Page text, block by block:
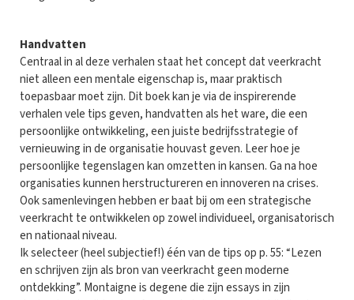
Handvatten
Centraal in al deze verhalen staat het concept dat veerkracht
niet alleen een mentale eigenschap is, maar praktisch
toepasbaar moet zijn. Dit boek kan je via de inspirerende
verhalen vele tips geven, handvatten als het ware, die een
persoonlijke ontwikkeling, een juiste bedrijfsstrategie of
vernieuwing in de organisatie houvast geven. Leer hoe je
persoonlijke tegenslagen kan omzetten in kansen. Ga na hoe
organisaties kunnen herstructureren en innoveren na crises.
Ook samenlevingen hebben er baat bij om een strategische
veerkracht te ontwikkelen op zowel individueel, organisatorisch
en nationaal niveau.
Ik selecteer (heel subjectief!) één van de tips op p. 55: “Lezen
en schrijven zijn als bron van veerkracht geen moderne
ontdekking”. Montaigne is degene die zijn essays in zijn